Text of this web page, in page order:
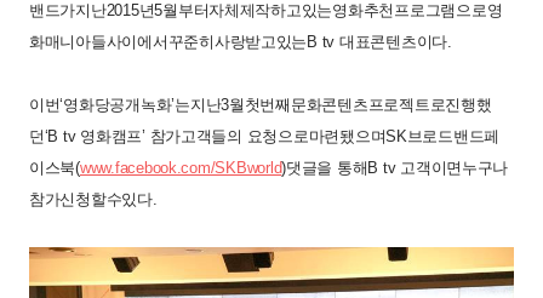
밴드가지난2015년5월부터자체제작하고있는영화추천 프로그램으로영
화매니아들사이에서 꾸준히사랑받고있는 B tv 대표콘텐츠이다.
이번‘영화당공개녹화’는지난3월 첫번째 문화콘텐츠프로젝트로진행했
던‘B tv 영화캠프’ 참가고객들의 요청으로마련됐으며SK브로드밴드페
이스북(www.facebook.com/SKBworld)댓글을 통해 B tv 고객이면 누구나
참가신청 할수있다.